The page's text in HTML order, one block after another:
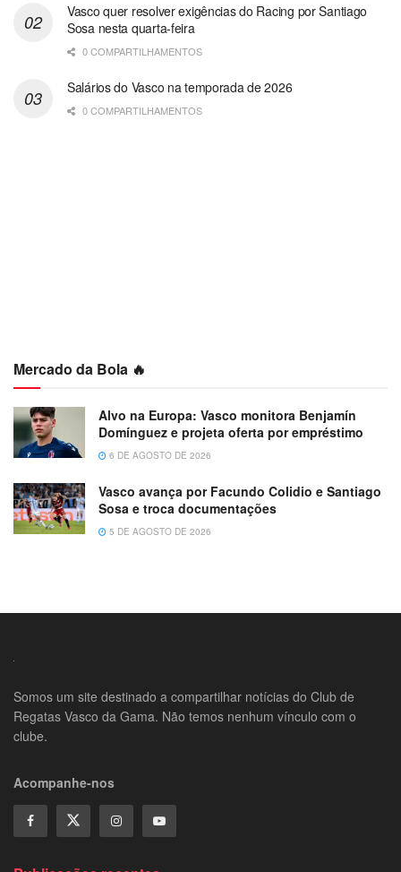
Vasco quer resolver exigências do Racing por Santiago
Sosa nesta quarta-feira
0 COMPARTILHAMENTOS
Salários do Vasco na temporada de 2026
0 COMPARTILHAMENTOS
Mercado da Bola 🔥
Alvo na Europa: Vasco monitora Benjamín
Domínguez e projeta oferta por empréstimo
6 DE AGOSTO DE 2026
Vasco avança por Facundo Colidio e Santiago
Sosa e troca documentações
5 DE AGOSTO DE 2026
Somos um site destinado a compartilhar notícias do Club de
Regatas Vasco da Gama. Não temos nenhum vínculo com o
clube.
Acompanhe-nos